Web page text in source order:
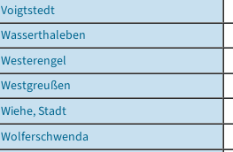
Voigtstedt
Wasserthaleben
Westerengel
Westgreußen
Wiehe, Stadt
Wolferschwenda